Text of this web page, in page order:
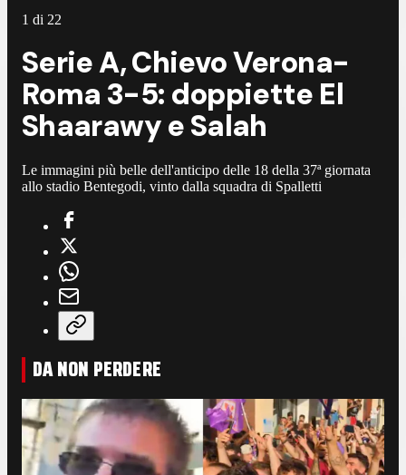
1 di 22
Serie A, Chievo Verona-
Roma 3-5: doppiette El
Shaarawy e Salah
Le immagini più belle dell'anticipo delle 18 della 37ª giornata
allo stadio Bentegodi, vinto dalla squadra di Spalletti
DA NON PERDERE